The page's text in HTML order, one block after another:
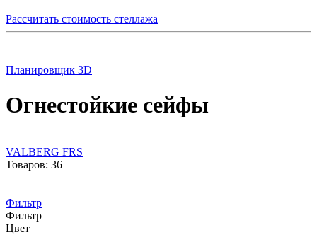
Рассчитать стоимость стеллажа
Планировщик 3D
Огнестойкие сейфы
VALBERG FRS
Товаров: 36
Фильтр
Фильтр
Цвет